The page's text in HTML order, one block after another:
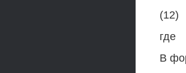
(12)
где
В